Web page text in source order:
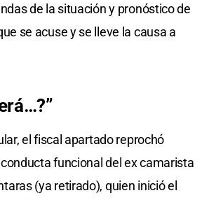
de la situación y pronóstico de
se acuse y se lleve la causa a
el fiscal apartado reprochó
funcional del ex camarista
(ya retirado), quien inició el